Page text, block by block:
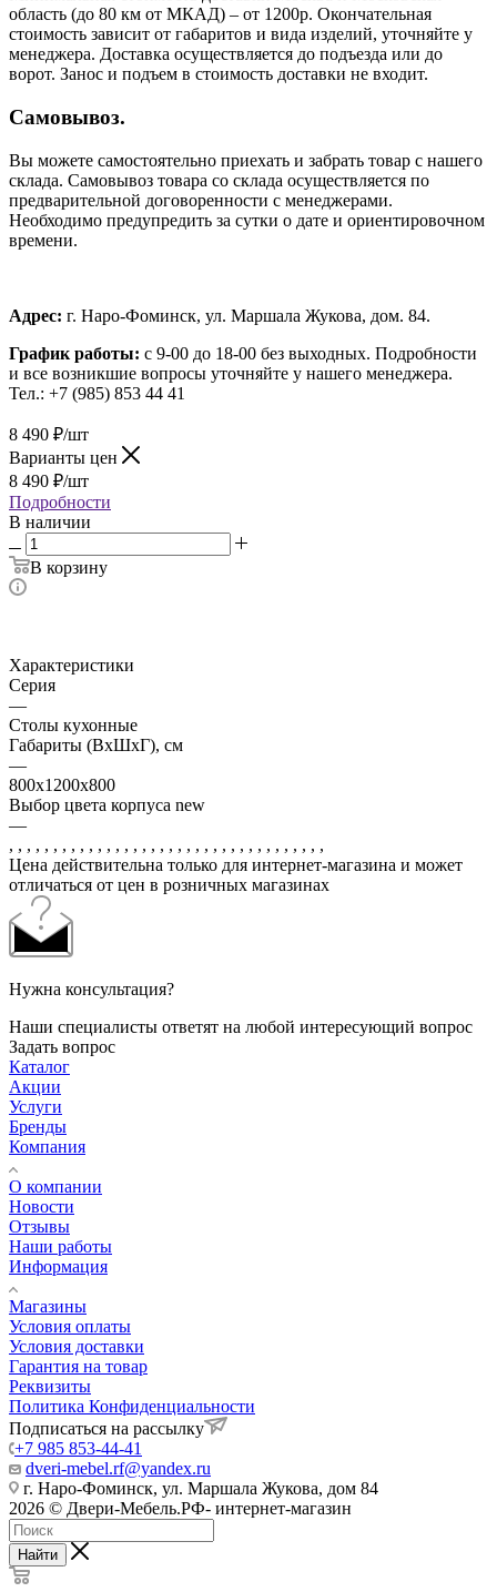
область (до 80 км от МКАД) – от 1200р. Окончательная
стоимость зависит от габаритов и вида изделий, уточняйте у
менеджера. Доставка осуществляется до подъезда или до
ворот. Занос и подъем в стоимость доставки не входит.
Самовывоз.
Вы можете самостоятельно приехать и забрать товар с нашего
склада. Самовывоз товара со склада осуществляется по
предварительной договоренности с менеджерами.
Необходимо предупредить за сутки о дате и ориентировочном
времени.
Адрес: г. Наро-Фоминск, ул. Маршала Жукова, дом. 84.
График работы: с 9-00 до 18-00 без выходных. Подробности
и все возникшие вопросы уточняйте у нашего менеджера.
Тел.: +7 (985) 853 44 41
8 490 ₽/шт
Варианты цен
8 490 ₽/шт
Подробности
В наличии
В корзину
Характеристики
Серия
—
Столы кухонные
Габариты (ВхШхГ), см
—
800x1200х800
Выбор цвета корпуса new
—
, , , , , , , , , , , , , , , , , , , , , , , , , , , , , , , , , , , ,
Цена действительна только для интернет-магазина и может
отличаться от цен в розничных магазинах
Нужна консультация?
Наши специалисты ответят на любой интересующий вопрос
Задать вопрос
Каталог
Акции
Услуги
Бренды
Компания
О компании
Новости
Отзывы
Наши работы
Информация
Магазины
Условия оплаты
Условия доставки
Гарантия на товар
Реквизиты
Политика Конфиденциальности
Подписаться на рассылку
+7 985 853-44-41
dveri-mebel.rf@yandex.ru
г. Наро-Фоминск, ул. Маршала Жукова, дом 84
2026 © Двери-Мебель.РФ- интернет-магазин
Найти